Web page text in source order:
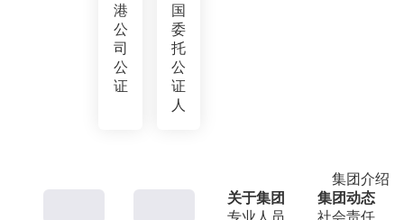
港
公
司
公
证
国
委
托
公
证
人
集团介绍
关于集团
专业人员
集团动态
社会责任